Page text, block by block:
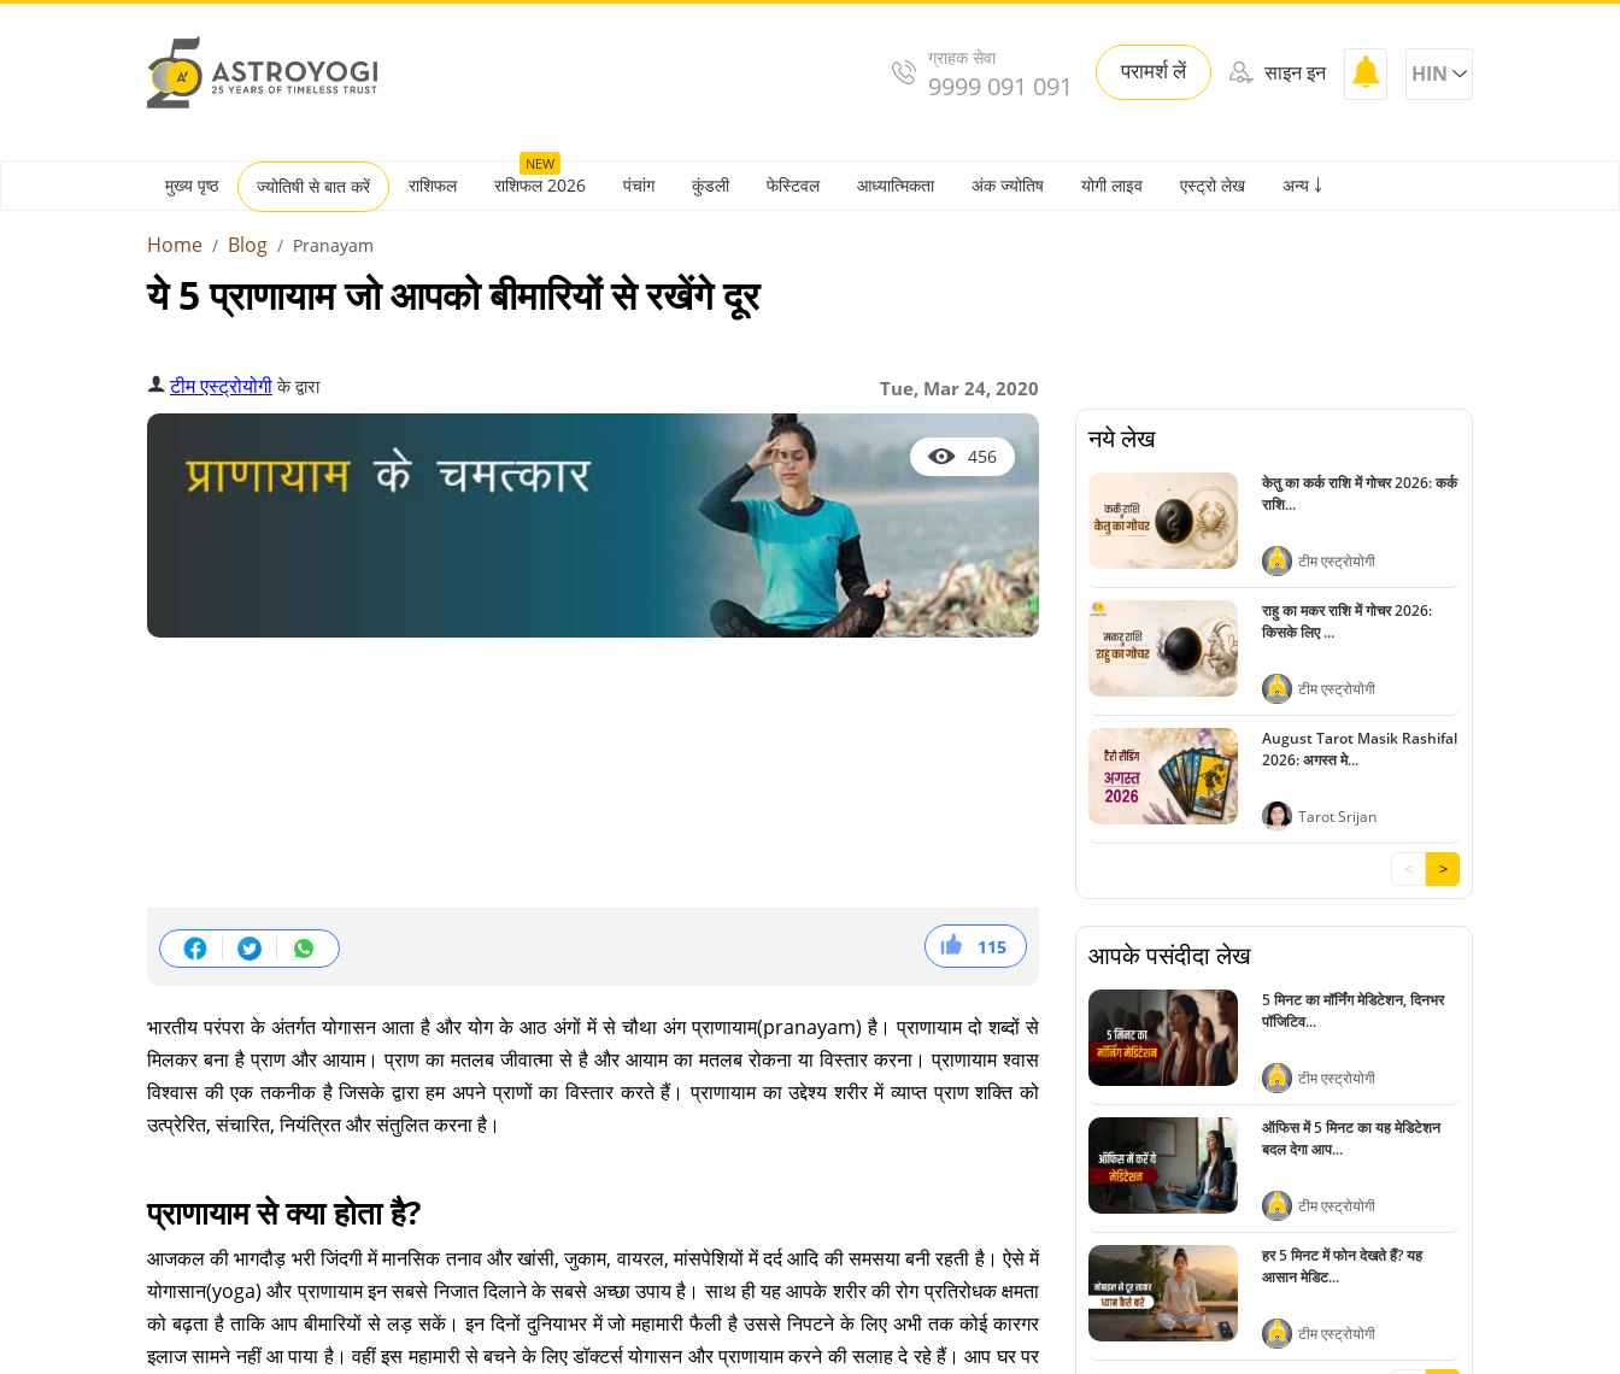
ग्राहक सेवा
9999 091 091 परामर्श लें साइन इन HIN
मुख्य पृष्ठ ज्योतिषी से बात करें राशिफल
NEW
राशिफल 2026 पंचांग कुंडली फेस्टिवल आध्यात्मिकता अंक ज्योतिष योगी लाइव एस्ट्रो लेख अन्य ￬
Home Blog Pranayam
ये 5 प्राणायाम जो आपको बीमारियों से रखेंगे दूर
Tue, Mar 24, 2020
टीम एस्ट्रोयोगीके द्वारा
456
115
38
36
41
भारतीय परंपरा के अंतर्गत योगासन आता है और योग के आठ अंगों में से चौथा अंग प्राणायाम(pranayam) है। प्राणायाम दो शब्दों से
मिलकर बना है प्राण और आयाम। प्राण का मतलब जीवात्मा से है और आयाम का मतलब रोकना या विस्तार करना। प्राणायाम श्वास
विश्वास की एक तकनीक है जिसके द्वारा हम अपने प्राणों का विस्तार करते हैं। प्राणायाम का उद्देश्य शरीर में व्याप्त प्राण शक्ति को
उत्प्रेरित, संचारित, नियंत्रित और संतुलित करना है।
प्राणायाम से क्या होता है?
आजकल की भागदौड़ भरी जिंदगी में मानसिक तनाव और खांसी, जुकाम, वायरल, मांसपेशियों में दर्द आदि की समसया बनी रहती है। ऐसे में
योगासान(yoga) और प्राणायाम इन सबसे निजात दिलाने के सबसे अच्छा उपाय है। साथ ही यह आपके शरीर की रोग प्रतिरोधक क्षमता
को बढ़ता है ताकि आप बीमारियों से लड़ सकें। इन दिनों दुनियाभर में जो महामारी फैली है उससे निपटने के लिए अभी तक कोई कारगर
इलाज सामने नहीं आ पाया है। वहीं इस महामारी से बचने के लिए डॉक्टर्स योगासन और प्राणायाम करने की सलाह दे रहे हैं। आप घर पर
नये लेख
केतु का कर्क राशि में गोचर 2026: कर्क
राशि...
टीम एस्ट्रोयोगी
राहु का मकर राशि में गोचर 2026:
किसके लिए ...
टीम एस्ट्रोयोगी
August Tarot Masik Rashifal
2026: अगस्त मे...
Tarot Srijan
< >
आपके पसंदीदा लेख
5 मिनट का मॉर्निंग मेडिटेशन, दिनभर
पॉजिटिव...
टीम एस्ट्रोयोगी
ऑफिस में 5 मिनट का यह मेडिटेशन
बदल देगा आप...
टीम एस्ट्रोयोगी
हर 5 मिनट में फोन देखते हैं? यह
आसान मेडिट...
टीम एस्ट्रोयोगी